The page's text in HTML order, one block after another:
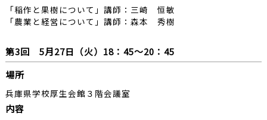
「稲作と果樹について」講師：三崎 恒敏
「農業と経営について」講師：森本 秀樹
第3回 5月27日（火）18：45～20：45
場所
兵庫県学校厚生会館３階会議室
内容